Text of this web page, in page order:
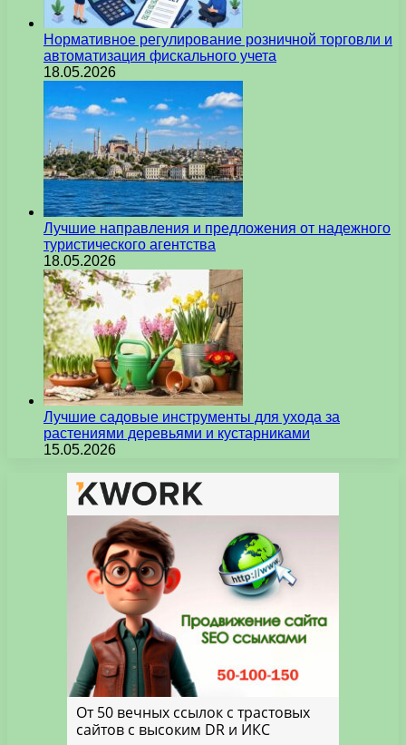
Нормативное регулирование розничной торговли и
автоматизация фискального учета
18.05.2026
Лучшие направления и предложения от надежного
туристического агентства
18.05.2026
Лучшие садовые инструменты для ухода за
растениями деревьями и кустарниками
15.05.2026